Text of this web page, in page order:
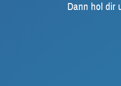
Dann hol dir